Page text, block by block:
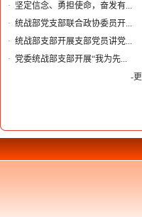
· 坚定信念、勇担使命，奋发有...
· 统战部党支部联合政协委员开...
· 统战部支部开展支部党员讲党...
· 党委统战部支部开展“我为先...
-